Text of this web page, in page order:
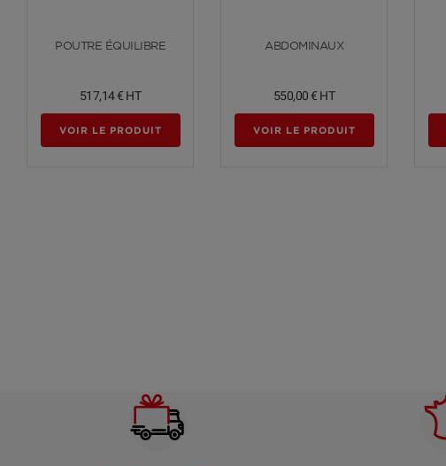
Voir plus
POUTRE ÉQUILIBRE
517,14 € HT
VOIR LE PRODUIT
Voir plus
ABDOMINAUX
550,00 € HT
VOIR LE PRODUIT